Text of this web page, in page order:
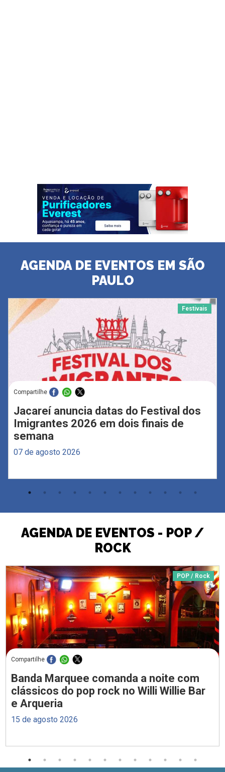
AGENDA DE EVENTOS EM SÃO
PAULO
Festivais
Compartilhe
Jacareí anuncia datas do Festival dos
Imigrantes 2026 em dois finais de
semana
07 de agosto 2026
AGENDA DE EVENTOS - POP /
ROCK
POP / Rock
Compartilhe
Banda Marquee comanda a noite com
clássicos do pop rock no Willi Willie Bar
e Arqueria
15 de agosto 2026